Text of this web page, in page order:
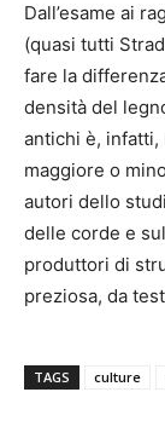
Dall’esame ai
(quasi tutti
fare la
densità del
antichi è, infatti,
maggiore o
autori dello
delle corde e
produttori di
preziosa, da
TAGS culture